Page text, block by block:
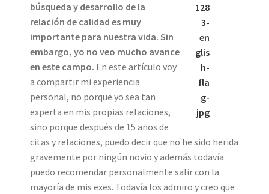
búsqueda y desarrollo de la
relación de calidad es muy
importante para nuestra vida. Sin
embargo, yo no veo mucho avance
en este campo. En este artículo voy
a compartir mi experiencia
personal, no porque yo sea tan
experta en mis propias relaciones,
sino porque después de 15 años de
citas y relaciones, puedo decir que no he sido herida
gravemente por ningún novio y además todavía
puedo recomendar personalmente salir con la
mayoría de mis exes. Todavía los admiro y creo que